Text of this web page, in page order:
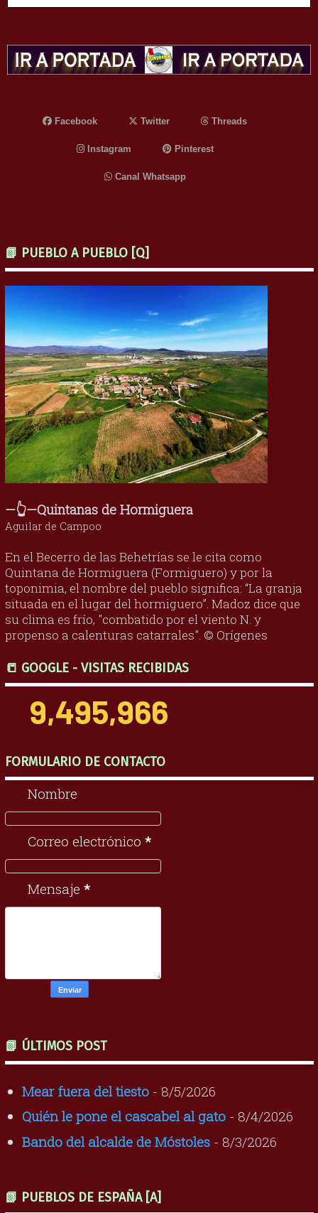
Facebook Twitter Threads
Instagram Pinterest
Canal Whatsapp
📗 PUEBLO A PUEBLO [Q]
—👆—Quintanas de Hormiguera
Aguilar de Campoo
En el Becerro de las Behetrías se le cita como
Quintana de Hormiguera (Formiguero) y por la
toponimia, el nombre del pueblo significa: “La granja
situada en el lugar del hormiguero”. Madoz dice que
su clima es frío, "combatido por el viento N. y
propenso a calenturas catarrales". © Orígenes
📒 GOOGLE - VISITAS RECIBIDAS
9,495,966
FORMULARIO DE CONTACTO
Nombre
Correo electrónico *
Mensaje *
📗 ÚLTIMOS POST
Mear fuera del tiesto- 8/5/2026
Quién le pone el cascabel al gato- 8/4/2026
Bando del alcalde de Móstoles- 8/3/2026
📗 PUEBLOS DE ESPAÑA [A]